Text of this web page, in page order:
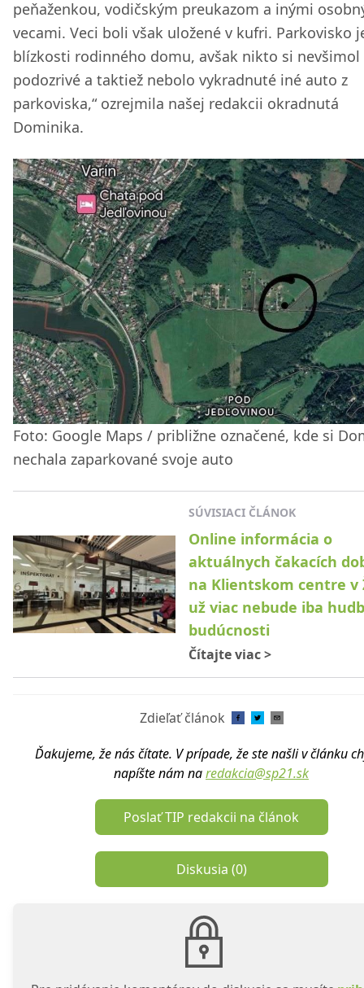
peňaženkou, vodičským preukazom a inými
vecami. Veci boli však uložené v kufri. Parkovisko
blízkosti rodinného domu, avšak nikto si nevšimol
podozrivé a taktiež nebolo vykradnuté iné auto z
parkoviska,“ ozrejmila našej redakcii okradnutá
Dominika.
Foto: Google Maps / približne označené, kde si
nechala zaparkované svoje auto
SÚVISIACI ČLÁNOK
Online informácia o
aktuálnych čakacích
na Klientskom centre v
už viac nebude iba
budúcnosti
Čítajte viac>
Zdieľať článok
Ďakujeme, že nás čítate. V prípade, že ste našli v článku
napíšte nám naredakcia@sp21.sk
Poslať TIP redakcii na článok
Diskusia (0)